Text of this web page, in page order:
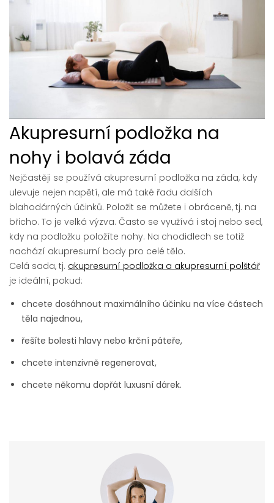
Akupresurní podložka na
nohy i bolavá záda
Nejčastěji se používá akupresurní podložka na záda, kdy
ulevuje nejen napětí, ale má také řadu dalších
blahodárných účinků. Položit se můžete i obráceně, tj. na
břicho. To je velká výzva. Často se využívá i stoj nebo sed,
kdy na podložku položíte nohy. Na chodidlech se totiž
nachází akupresurní body pro celé tělo.
Celá sada, tj. akupresurní podložka a akupresurní polštář
je ideální, pokud:
chcete dosáhnout maximálního účinku na více částech
těla najednou,
řešíte bolesti hlavy nebo krční páteře,
chcete intenzivně regenerovat,
chcete někomu dopřát luxusní dárek.